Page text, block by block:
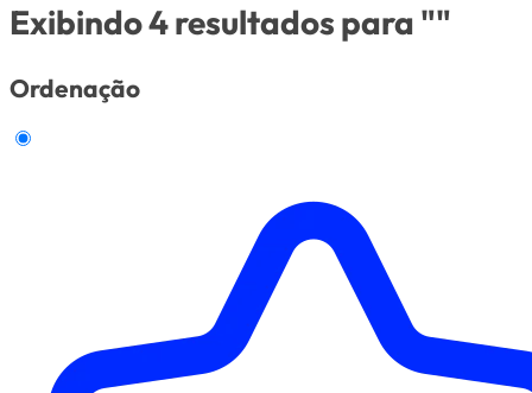
Exibindo 4 resultados para ""
Ordenação